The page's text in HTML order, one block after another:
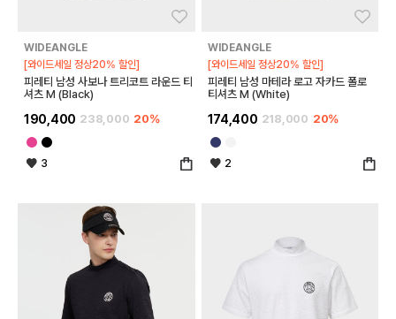
WIDEANGLE
[와이드세일 정상20% 할인]
피레티 남성 사보나 트리코트 라운드 티
셔츠 M (Black)
190,400 238,000 20%
3
WIDEANGLE
[와이드세일 정상20% 할인]
피레티 남성 마테라 로고 자카드 폴로
티셔츠 M (White)
174,400 218,000 20%
2